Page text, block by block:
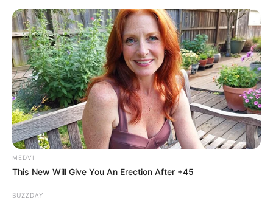
Why everything you thought you knew about water
might be wrong
CTA LOVE
MEDVI
This New Will Give You An Erection After +45
BUZZDAY